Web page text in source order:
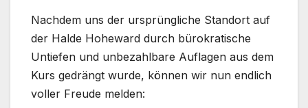
Nachdem uns der ursprüngliche Standort auf
der Halde Hoheward durch bürokratische
Untiefen und unbezahlbare Auflagen aus dem
Kurs gedrängt wurde, können wir nun endlich
voller Freude melden: